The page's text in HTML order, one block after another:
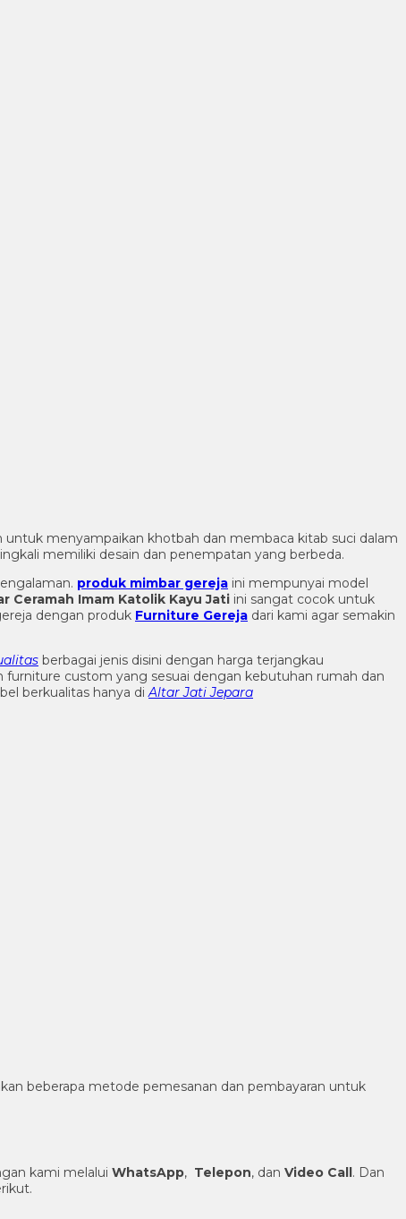
menyampaikan khotbah dan membaca kitab suci dalam
memiliki desain dan penempatan yang berbeda.
produk mimbar gereja ini mempunyai model
Ceramah Imam Katolik Kayu Jati ini sangat cocok untuk
dengan produk Furniture Gereja dari kami agar semakin
berbagai jenis disini dengan harga terjangkau
furniture custom yang sesuai dengan kebutuhan rumah dan
berkualitas hanya diAltar Jati Jepara
beberapa metode pemesanan dan pembayaran untuk
kami melalui WhatsApp, Telepon, dan Video Call. Dan